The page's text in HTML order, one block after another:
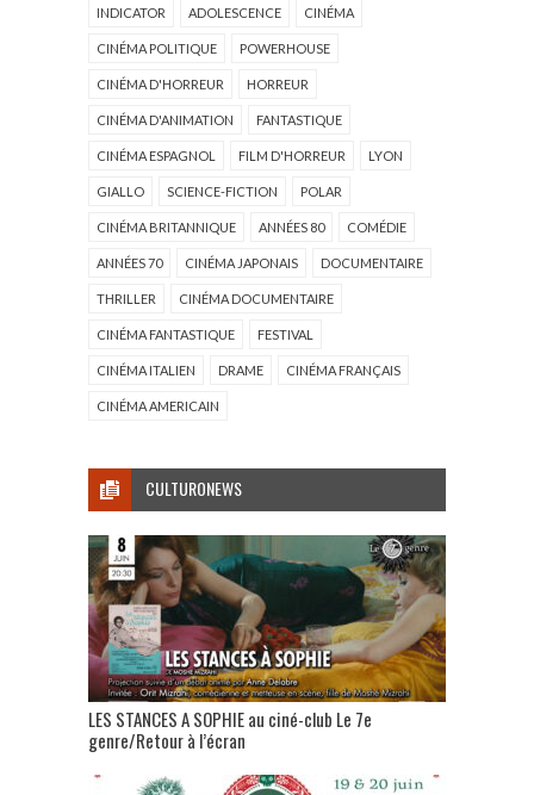
INDICATOR ADOLESCENCE CINÉMA
CINÉMA POLITIQUE POWERHOUSE
CINÉMA D'HORREUR HORREUR
CINÉMA D'ANIMATION FANTASTIQUE
CINÉMA ESPAGNOL FILM D'HORREUR LYON
GIALLO SCIENCE-FICTION POLAR
CINÉMA BRITANNIQUE ANNÉES 80 COMÉDIE
ANNÉES 70 CINÉMA JAPONAIS DOCUMENTAIRE
THRILLER CINÉMA DOCUMENTAIRE
CINÉMA FANTASTIQUE FESTIVAL
CINÉMA ITALIEN DRAME CINÉMA FRANÇAIS
CINÉMA AMERICAIN
CULTURONEWS
LES STANCES A SOPHIE au ciné-club Le 7e
genre/Retour à l’écran